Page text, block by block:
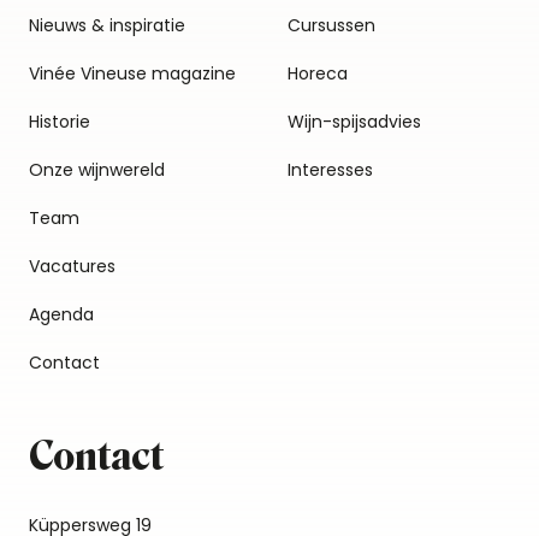
Nieuws & inspiratie
Vinée Vineuse magazine
Historie
Onze wijnwereld
Team
Vacatures
Agenda
Contact
Cursussen
Horeca
Wijn-spijsadvies
Interesses
Contact
Küppersweg 19